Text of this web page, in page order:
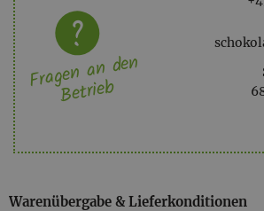
Fragen an den
Betrieb
Warenübergabe & Lieferkonditionen